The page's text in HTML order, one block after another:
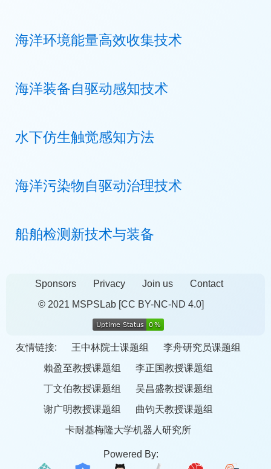
海洋环境能量高效收集技术
海洋装备自驱动感知技术
水下仿生触觉感知方法
海洋污染物自驱动治理技术
船舶检测新技术与装备
Sponsors Privacy Join us
Contact
© 2021 MSPSLab [CC BY-NC-ND 4.0]
友情链接: 王中林院士课题组
李舟研究员课题组
賴盈至教授课题组
李正国教授课题组
丁文伯教授课题组
吴昌盛教授课题组
谢广明教授课题组
曲钧天教授课题组
卡耐基梅隆大学机器人研究所
Powered By: